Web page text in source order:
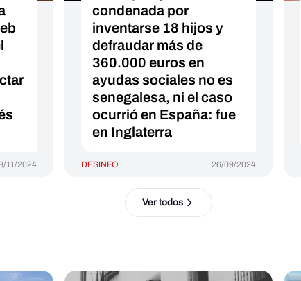
11/2024
condenada por
inventarse 18 hijos y
defraudar más de
360.000 euros en
ayudas sociales no es
senegalesa, ni el caso
ocurrió en España: fue
en Inglaterra
DESINFO 26/09/2024
Ver todos